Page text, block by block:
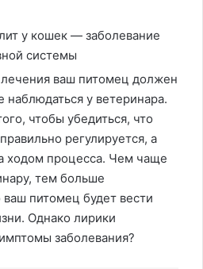
ваш питомец должен
наблюдаться у ветеринара.
чтобы убедиться, что
регулируется, а
ходом процесса. Чем чаще
тем больше
ваш питомец будет вести
Однако лирики
заболевания?